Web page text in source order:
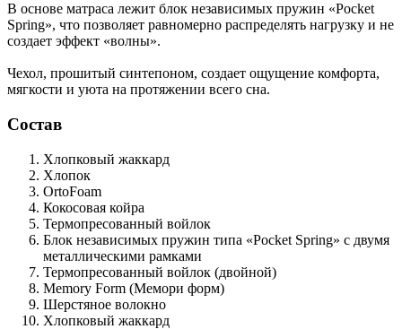
В основе матраса лежит блок независимых пружин «Pocket
Spring», что позволяет равномерно распределять нагрузку и не
создает эффект «волны».
Чехол, прошитый синтепоном, создает ощущение комфорта,
мягкости и уюта на протяжении всего сна.
Состав
Хлопковый жаккард
Хлопок
OrtoFoam
Кокосовая койра
Термопресованный войлок
Блок независимых пружин типа «Pocket Spring» с двумя
металлическими рамками
Термопресованный войлок (двойной)
Memory Form (Мемори форм)
Шерстяное волокно
Хлопковый жаккард